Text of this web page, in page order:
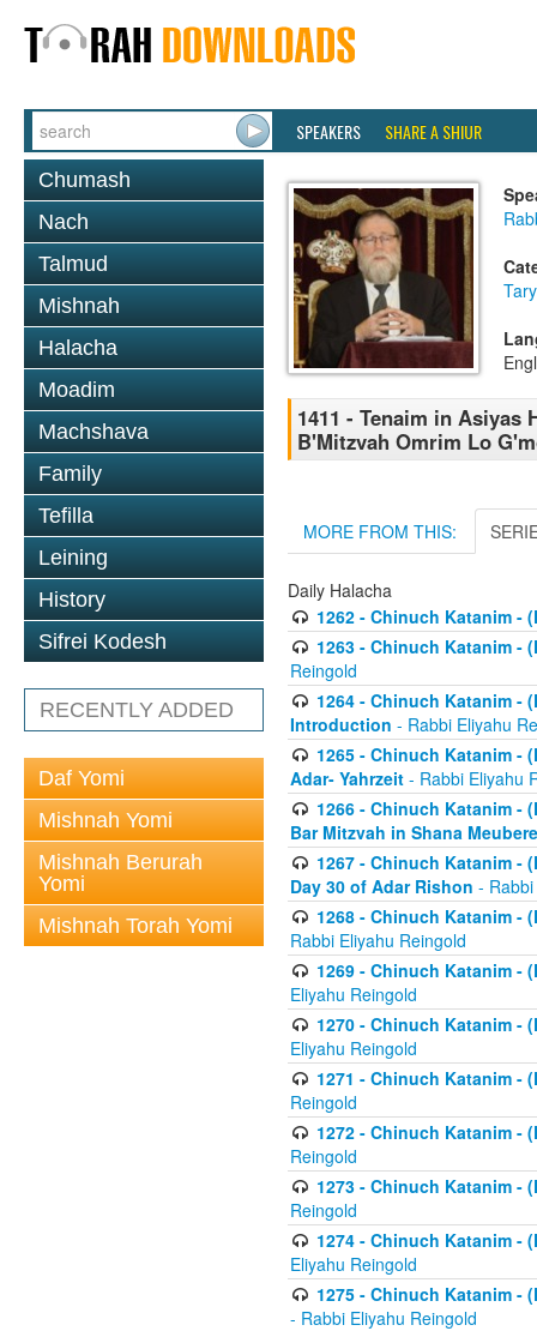
SPEAKERS SHARE A SHIUR
Chumash
Nach
Talmud
Mishnah
Halacha
Moadim
Machshava
Family
Tefilla
Leining
History
Sifrei Kodesh
RECENTLY ADDED
Daf Yomi
Mishnah Yomi
Mishnah Berurah
Yomi
Mishnah Torah Yomi
1411 - Tenaim in Asiyas
B'Mitzvah Omrim Lo
MORE FROM THIS:
Daily Halacha
1262 - Chinuch Katanim -
1263 - Chinuch Katanim -
Reingold
1264 - Chinuch Katanim -
Introduction - Rabbi Eliyahu
1265 - Chinuch Katanim -
Adar- Yahrzeit - Rabbi Eliyahu
1266 - Chinuch Katanim -
Bar Mitzvah in Shana
1267 - Chinuch Katanim -
Day 30 of Adar Rishon -
1268 - Chinuch Katanim -
Rabbi Eliyahu Reingold
1269 - Chinuch Katanim -
Eliyahu Reingold
1270 - Chinuch Katanim -
Eliyahu Reingold
1271 - Chinuch Katanim -
Reingold
1272 - Chinuch Katanim -
Reingold
1273 - Chinuch Katanim -
Reingold
1274 - Chinuch Katanim -
Eliyahu Reingold
1275 - Chinuch Katanim -
- Rabbi Eliyahu Reingold